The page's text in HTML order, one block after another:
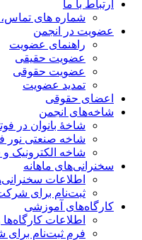
ارتباط با ما
شماره های تماس،
عضویت در انجمن
راهنمای عضویت
عضویت حقیقی
عضویت حقوقی
تمدید عضویت
اعضای حقوقی
شاخه‌های انجمن
شاخۀ بانوان در
شاخه صنعتی نور
شاخه‌ الکترونیک و
سخنرانی‌های ماهانه
اطلاعات سخنرانی‌‌ها
ثبت‌نام برای شرکت
کارگاه‌های آموزشی
اطلاعات کارگاه‌ها
فرم ثبت‌نام برای